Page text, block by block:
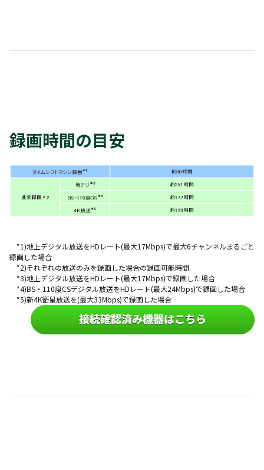
録画時間の目安
*1)地上デジタル放送をHDレート(最大17Mbps)で最大6チャンネルまるごと
録画した場合
*2)それぞれの放送のみを録画した場合の録画可能時間
*3)地上デジタル放送をHDレート(最大17Mbps)で録画した場合
*4)BS・110度CSデジタル放送をHDレート(最大24Mbps)で録画した場合
*5)新4K衛星放送を(最大33Mbps)で録画した場合